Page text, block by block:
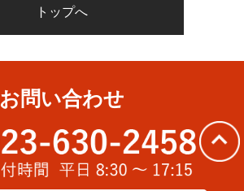
トップへ
お問い合わせ